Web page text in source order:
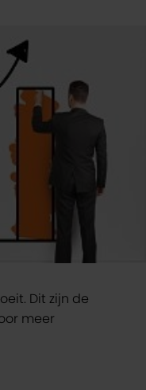
Dit zijn de
meer